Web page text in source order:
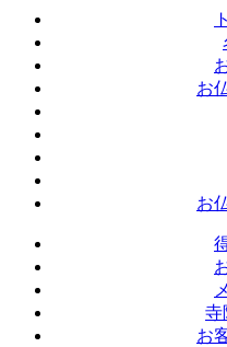
お
お
寺
お